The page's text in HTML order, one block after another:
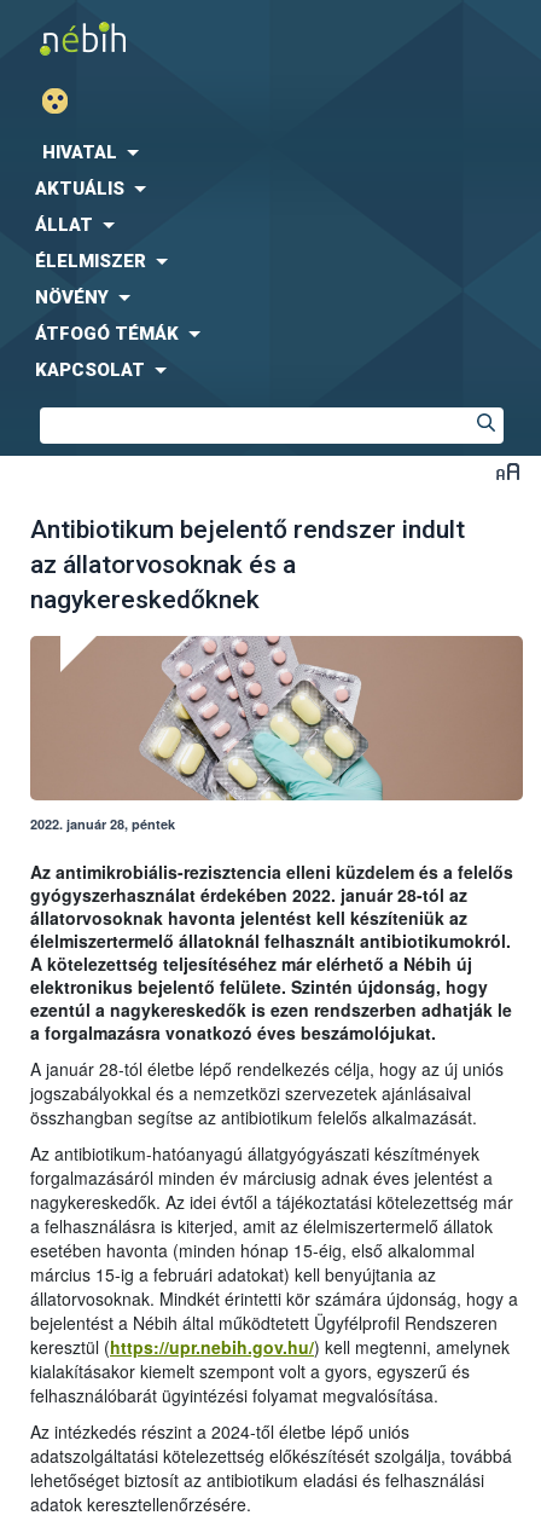
HIVATAL
AKTUÁLIS
ÁLLAT
ÉLELMISZER
NÖVÉNY
ÁTFOGÓ TÉMÁK
KAPCSOLAT
Antibiotikum bejelentő rendszer indult
az állatorvosoknak és a
nagykereskedőknek
2022. január 28, péntek
Az antimikrobiális-rezisztencia elleni küzdelem és a felelős
gyógyszerhasználat érdekében 2022. január 28-tól az
állatorvosoknak havonta jelentést kell készíteniük az
élelmiszertermelő állatoknál felhasznált antibiotikumokról.
A kötelezettség teljesítéséhez már elérhető a Nébih új
elektronikus bejelentő felülete. Szintén újdonság, hogy
ezentúl a nagykereskedők is ezen rendszerben adhatják le
a forgalmazásra vonatkozó éves beszámolójukat.
A január 28-tól életbe lépő rendelkezés célja, hogy az új uniós
jogszabályokkal és a nemzetközi szervezetek ajánlásaival
összhangban segítse az antibiotikum felelős alkalmazását.
Az antibiotikum-hatóanyagú állatgyógyászati készítmények
forgalmazásáról minden év márciusig adnak éves jelentést a
nagykereskedők. Az idei évtől a tájékoztatási kötelezettség már
a felhasználásra is kiterjed, amit az élelmiszertermelő állatok
esetében havonta (minden hónap 15-éig, első alkalommal
március 15-ig a februári adatokat) kell benyújtania az
állatorvosoknak. Mindkét érintetti kör számára újdonság, hogy a
bejelentést a Nébih által működtetett Ügyfélprofil Rendszeren
keresztül (https://upr.nebih.gov.hu/) kell megtenni, amelynek
kialakításakor kiemelt szempont volt a gyors, egyszerű és
felhasználóbarát ügyintézési folyamat megvalósítása.
Az intézkedés részint a 2024-től életbe lépő uniós
adatszolgáltatási kötelezettség előkészítését szolgálja, továbbá
lehetőséget biztosít az antibiotikum eladási és felhasználási
adatok keresztellenőrzésére.